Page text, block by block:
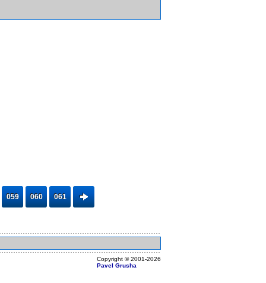
059 060 061
Copyright ©2001-2026
Pavel Grusha